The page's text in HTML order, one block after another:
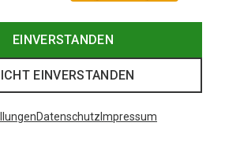
EINVERSTANDEN
EINVERSTANDEN
Datenschutz Impressum